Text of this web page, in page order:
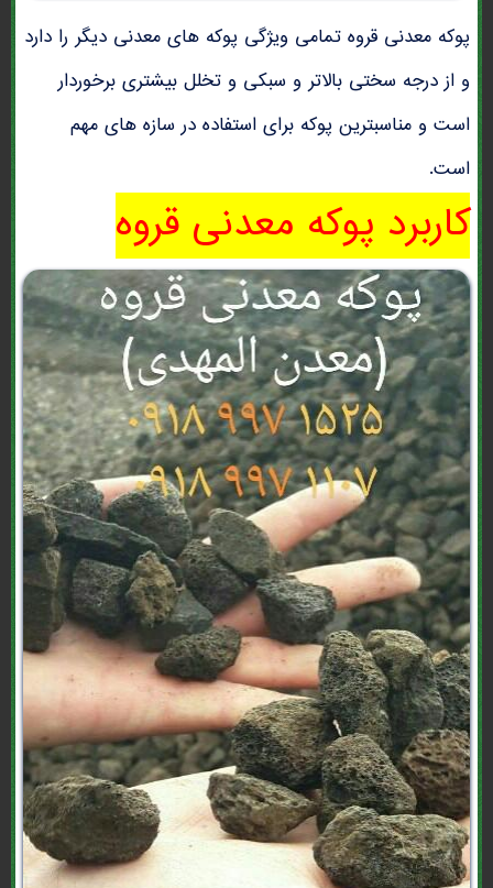
پوکه معدنی قروه تمامی ویژگی پوکه های معدنی دیگر را دارد
و از درجه سختی بالاتر و سبکی و تخلل بیشتری برخوردار
است و مناسبترین پوکه برای استفاده در سازه های مهم
است.
کاربرد پوکه معدنی قروه